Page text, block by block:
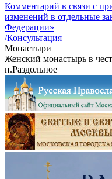
Комментарий в связи с
изменений в отдельные
Федерации»
/Консультация
Монастыри
Женский монастырь в
п.Раздольное